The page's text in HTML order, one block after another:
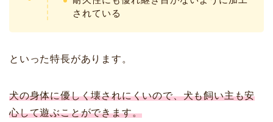
されている
といった特長があります。
犬の身体に優しく壊されにくいので、犬も飼い主も安
心して遊ぶことができます。